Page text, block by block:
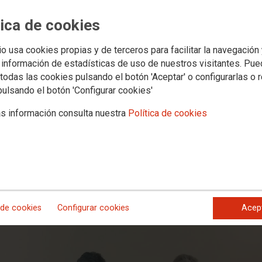
de cookies
usa cookies propias y de terceros para facilitar la navegación
de estadísticas de uso de nuestros visitantes.
las cookies pulsando el botón 'Aceptar' o configurarlas o
el botón 'Configurar cookies'
información consulta nuestra Política de cookies
cookies Configurar cookies
aplicar coeficientes
conductores del transporte de
los coeficientes no es un proceso de negociación sino un procedimiento
Real Decreto el valor del coeficiente y la cotización adicional que debe
un gran éxito para el sector estatal de Carretera y Logística de